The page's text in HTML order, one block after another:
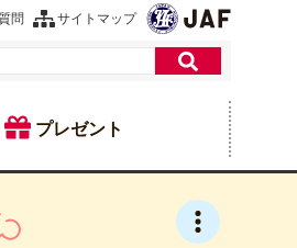
問 サイトマップ
プレゼント